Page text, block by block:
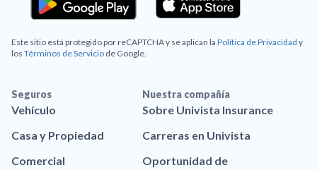
Este sitio está protegido por reCAPTCHA y se aplican la Política de Privacidad y
los Términos de Servicio de Google.
Seguros
Vehículo
Casa y Propiedad
Comercial
Nuestra compañía
Sobre Univista Insurance
Carreras en Univista
Oportunidad de